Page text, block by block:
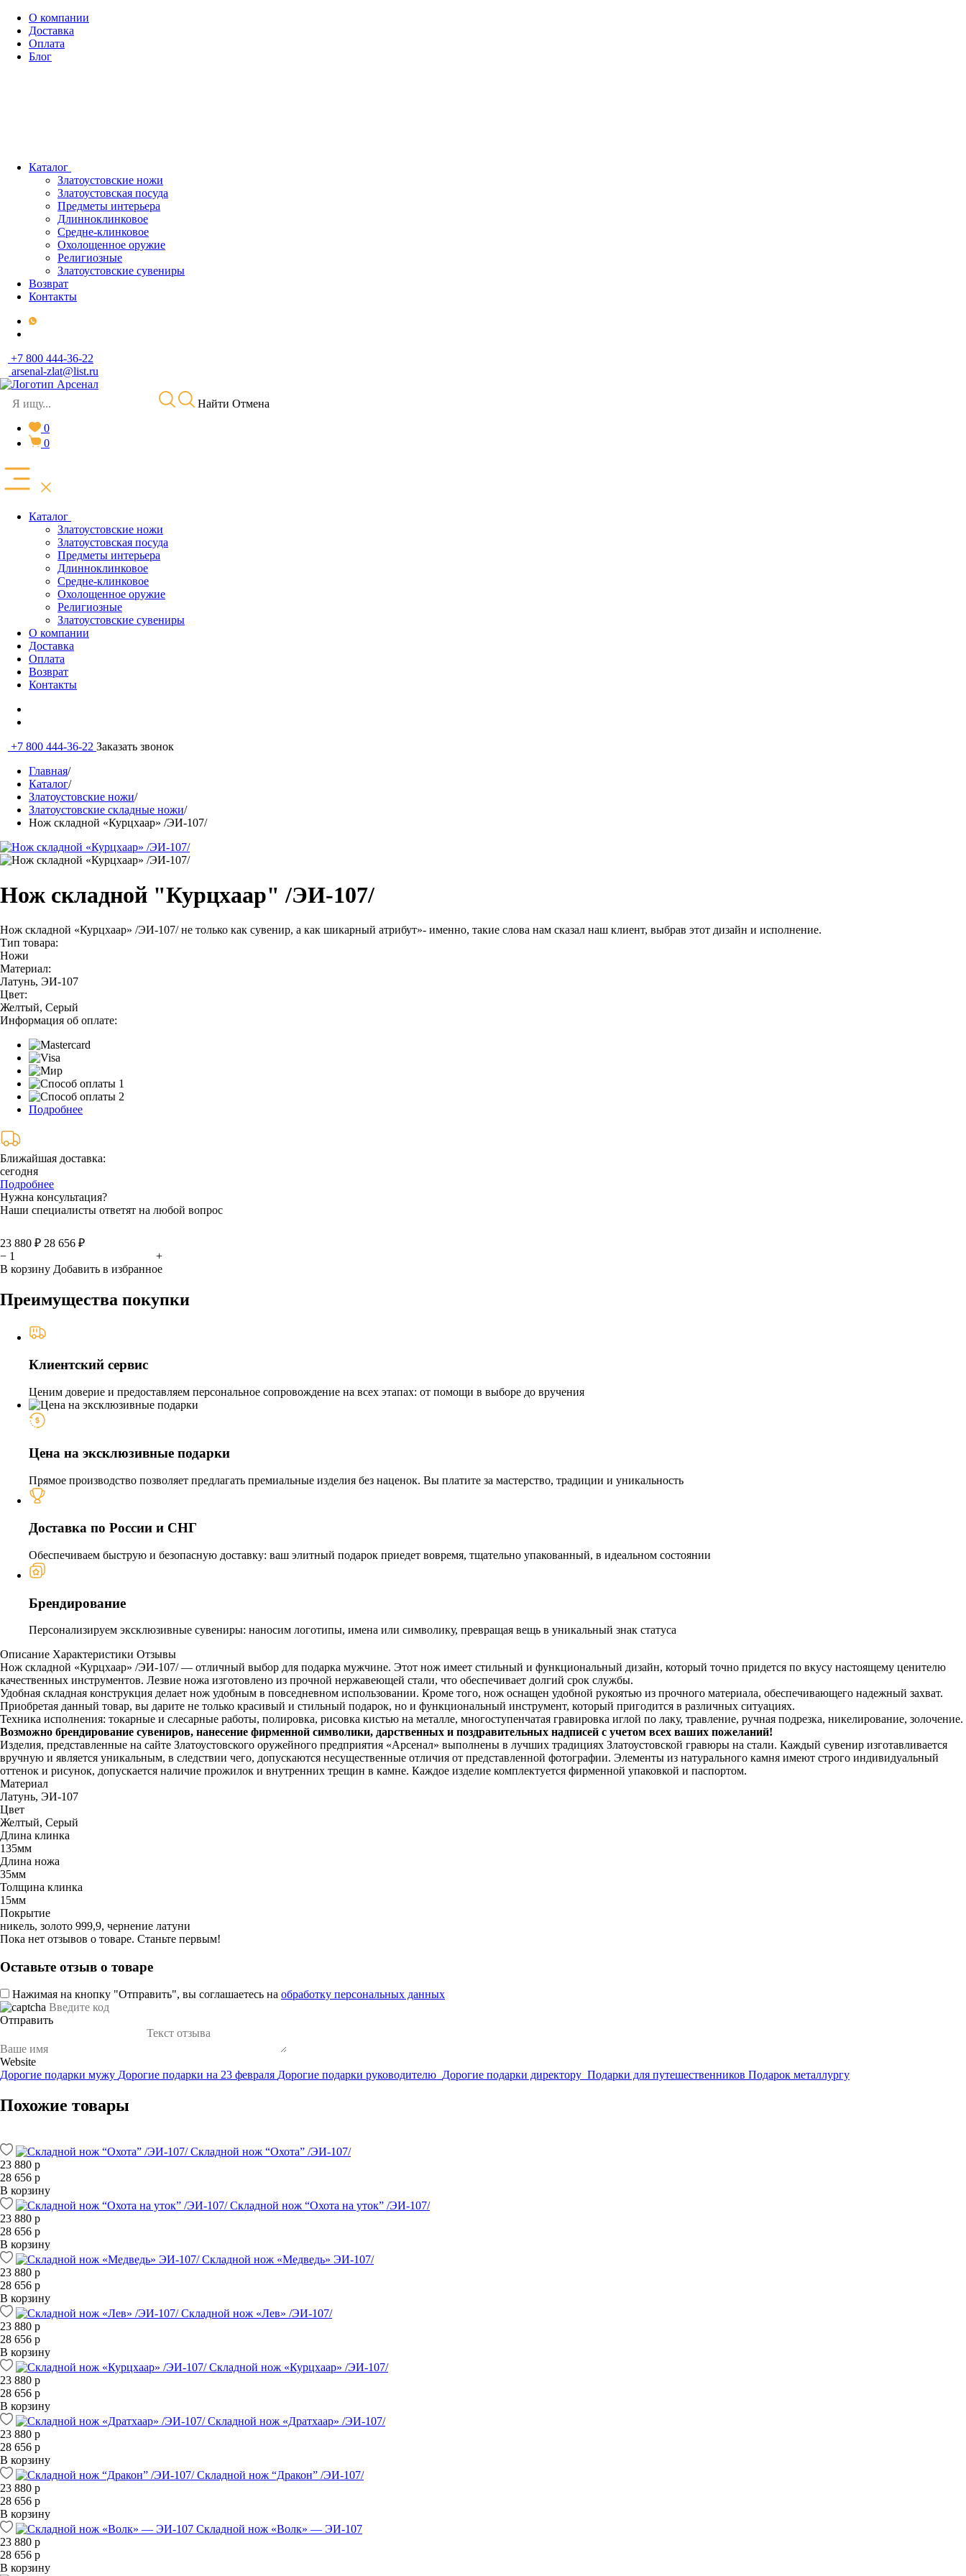
О компании
Доставка
Оплата
Блог
Каталог
Златоустовские ножи
Златоустовская посуда
Предметы интерьера
Длинноклинковое
Средне-клинковое
Охолощенное оружие
Религиозные
Златоустовские сувениры
Возврат
Контакты
+7 800 444-36-22
arsenal-zlat@list.ru
Найти Отмена
0
0
Каталог
Златоустовские ножи
Златоустовская посуда
Предметы интерьера
Длинноклинковое
Средне-клинковое
Охолощенное оружие
Религиозные
Златоустовские сувениры
О компании
Доставка
Оплата
Возврат
Контакты
+7 800 444-36-22 Заказать звонок
Главная/
Каталог/
Златоустовские ножи/
Златоустовские складные ножи/
Нож складной «Курцхаар» /ЭИ-107/
Нож складной "Курцхаар" /ЭИ-107/
Нож складной «Курцхаар» /ЭИ-107/ не только как сувенир, а как шикарный атрибут»- именно, такие слова нам сказал наш клиент, выбрав этот дизайн и исполнение.
Тип товара:
Ножи
Материал:
Латунь, ЭИ-107
Цвет:
Желтый, Серый
Информация об оплате:
Подробнее
Ближайшая доставка:
сегодня
Подробнее
Нужна консультация?
Наши специалисты ответят на любой вопрос
23 880 ₽ 28 656 ₽
−
+
В корзину Добавить в избранное
Преимущества покупки
Клиентский сервис
Ценим доверие и предоставляем персональное сопровождение на всех этапах: от помощи в выборе до вручения
Цена на эксклюзивные подарки
Прямое производство позволяет предлагать премиальные изделия без наценок. Вы платите за мастерство, традиции и уникальность
Доставка по России и СНГ
Обеспечиваем быструю и безопасную доставку: ваш элитный подарок приедет вовремя, тщательно упакованный, в идеальном состоянии
Брендирование
Персонализируем эксклюзивные сувениры: наносим логотипы, имена или символику, превращая вещь в уникальный знак статуса
Описание Характеристики Отзывы
Нож складной «Курцхаар» /ЭИ-107/ — отличный выбор для подарка мужчине. Этот нож имеет стильный и функциональный дизайн, который точно придется по вкусу настоящему ценителю
качественных инструментов. Лезвие ножа изготовлено из прочной нержавеющей стали, что обеспечивает долгий срок службы.
Удобная складная конструкция делает нож удобным в повседневном использовании. Кроме того, нож оснащен удобной рукоятью из прочного материала, обеспечивающего надежный захват.
Приобретая данный товар, вы дарите не только красивый и стильный подарок, но и функциональный инструмент, который пригодится в различных ситуациях.
Техника исполнения: токарные и слесарные работы, полировка, рисовка кистью на металле, многоступенчатая гравировка иглой по лаку, травление, ручная подрезка, никелирование, золочение.
Возможно брендирование сувениров, нанесение фирменной символики, дарственных и поздравительных надписей с учетом всех ваших пожеланий!
Изделия, представленные на сайте Златоустовского оружейного предприятия «Арсенал» выполнены в лучших традициях Златоустовской гравюры на стали. Каждый сувенир изготавливается
вручную и является уникальным, в следствии чего, допускаются несущественные отличия от представленной фотографии. Элементы из натурального камня имеют строго индивидуальный
оттенок и рисунок, допускается наличие прожилок и внутренних трещин в камне. Каждое изделие комплектуется фирменной упаковкой и паспортом.
Материал
Латунь, ЭИ-107
Цвет
Желтый, Серый
Длина клинка
135мм
Длина ножа
35мм
Толщина клинка
15мм
Покрытие
никель, золото 999,9, чернение латуни
Пока нет отзывов о товаре. Станьте первым!
Оставьте отзыв о товаре
Нажимая на кнопку "Отправить", вы соглашаетесь на обработку персональных данных
Отправить
Website
Дорогие подарки мужу Дорогие подарки на 23 февраля Дорогие подарки руководителю Дорогие подарки директору Подарки для путешественников Подарок металлургу
Похожие товары
Складной нож “Охота” /ЭИ-107/
23 880 р
28 656 р
В корзину
Складной нож “Охота на уток” /ЭИ-107/
23 880 р
28 656 р
В корзину
Складной нож «Медведь» ЭИ-107/
23 880 р
28 656 р
В корзину
Складной нож «Лев» /ЭИ-107/
23 880 р
28 656 р
В корзину
Складной нож «Курцхаар» /ЭИ-107/
23 880 р
28 656 р
В корзину
Складной нож «Дратхаар» /ЭИ-107/
23 880 р
28 656 р
В корзину
Складной нож “Дракон” /ЭИ-107/
23 880 р
28 656 р
В корзину
Складной нож «Волк» — ЭИ-107
23 880 р
28 656 р
В корзину